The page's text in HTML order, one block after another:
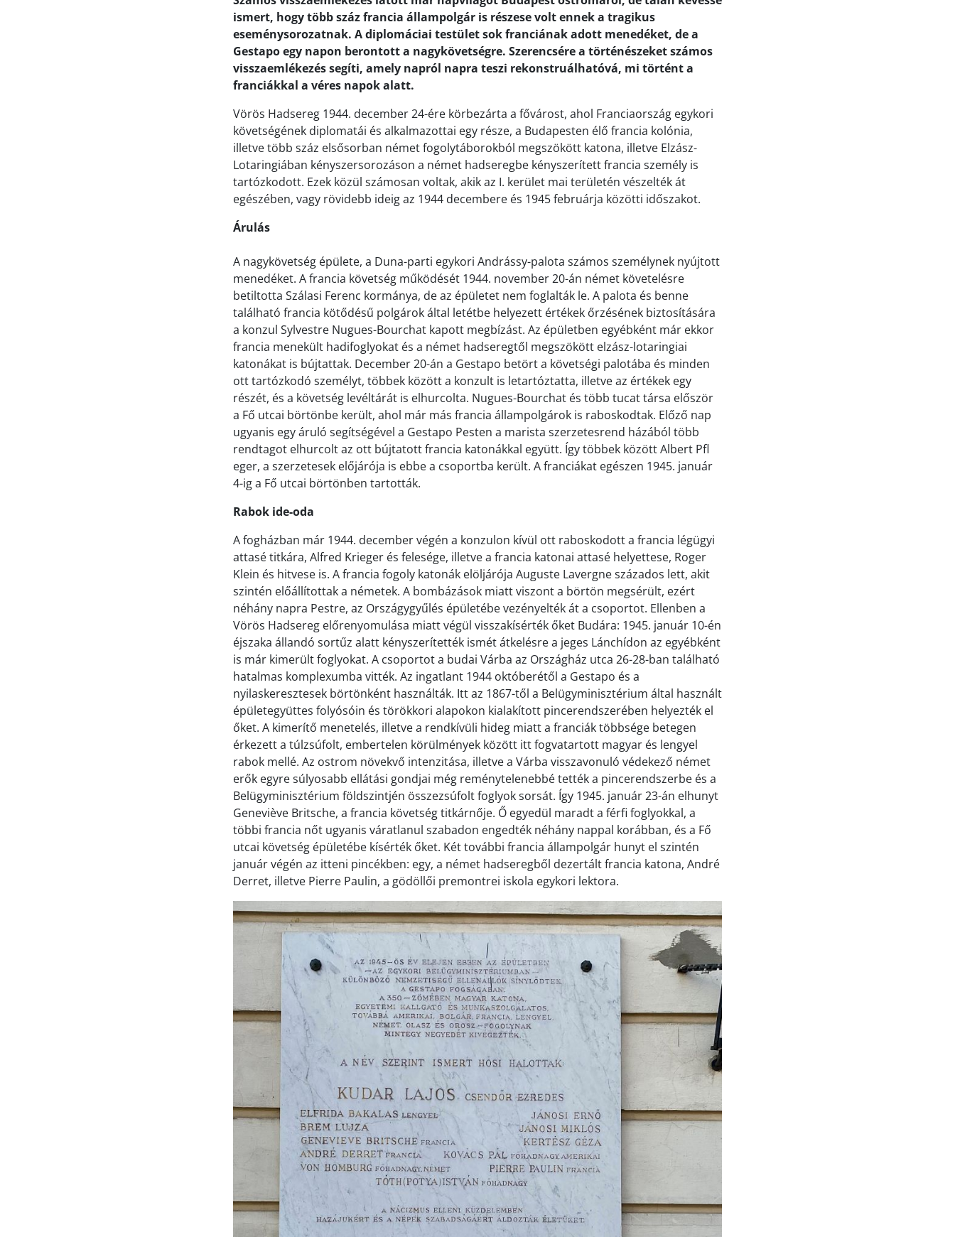
ismert, hogy több száz francia állampolgár is részese volt ennek a tragikus
eseménysorozatnak. A diplomáciai testület sok franciának adott menedéket, de a
Gestapo egy napon berontott a nagykövetségre. Szerencsére a történészeket számos
visszaemlékezés segíti, amely napról napra teszi rekonstruálhatóvá, mi történt a
franciákkal a véres napok alatt.
Vörös Hadsereg 1944. december 24-ére körbezárta a fővárost, ahol Franciaország egykori
követségének diplomatái és alkalmazottai egy része, a Budapesten élő francia kolónia,
illetve több száz elsősorban német fogolytáborokból megszökött katona, illetve Elzász-
Lotaringiában kényszersorozáson a német hadseregbe kényszerített francia személy is
tartózkodott. Ezek közül számosan voltak, akik az I. kerület mai területén vészelték át
egészében, vagy rövidebb ideig az 1944 decembere és 1945 februárja közötti időszakot.
Árulás
A nagykövetség épülete, a Duna-parti egykori Andrássy-palota számos személynek nyújtott
menedéket. A francia követség működését 1944. november 20-án német követelésre
betiltotta Szálasi Ferenc kormánya, de az épületet nem foglalták le. A palota és benne
található francia kötődésű polgárok által letétbe helyezett értékek őrzésének biztosítására
a konzul Sylvestre Nugues-Bourchat kapott megbízást. Az épületben egyébként már ekkor
francia menekült hadifoglyokat és a német hadseregtől megszökött elzász-lotaringiai
katonákat is bújtattak. December 20-án a Gestapo betört a követségi palotába és minden
ott tartózkodó személyt, többek között a konzult is letartóztatta, illetve az értékek egy
részét, és a követség levéltárát is elhurcolta. Nugues-Bourchat és több tucat társa először
a Fő utcai börtönbe került, ahol már más francia állampolgárok is raboskodtak. Előző nap
ugyanis egy áruló segítségével a Gestapo Pesten a marista szerzetesrend házából több
rendtagot elhurcolt az ott bújtatott francia katonákkal együtt. Így többek között Albert Pfl
eger, a szerzetesek előjárója is ebbe a csoportba került. A franciákat egészen 1945. január
4-ig a Fő utcai börtönben tartották.
Rabok ide-oda
A fogházban már 1944. december végén a konzulon kívül ott raboskodott a francia légügyi
attasé titkára, Alfred Krieger és felesége, illetve a francia katonai attasé helyettese, Roger
Klein és hitvese is. A francia fogoly katonák elöljárója Auguste Lavergne százados lett, akit
szintén előállítottak a németek. A bombázások miatt viszont a börtön megsérült, ezért
néhány napra Pestre, az Országygyűlés épületébe vezényelték át a csoportot. Ellenben a
Vörös Hadsereg előrenyomulása miatt végül visszakísérték őket Budára: 1945. január 10-én
éjszaka állandó sortűz alatt kényszerítették ismét átkelésre a jeges Lánchídon az egyébként
is már kimerült foglyokat. A csoportot a budai Várba az Országház utca 26-28-ban található
hatalmas komplexumba vitték. Az ingatlant 1944 októberétől a Gestapo és a
nyilaskeresztesek börtönként használták. Itt az 1867-től a Belügyminisztérium által használt
épületegyüttes folyósóin és törökkori alapokon kialakított pincerendszerében helyezték el
őket. A kimerítő menetelés, illetve a rendkívüli hideg miatt a franciák többsége betegen
érkezett a túlzsúfolt, embertelen körülmények között itt fogvatartott magyar és lengyel
rabok mellé. Az ostrom növekvő intenzitása, illetve a Várba visszavonuló védekező német
erők egyre súlyosabb ellátási gondjai még reménytelenebbé tették a pincerendszerbe és a
Belügyminisztérium földszintjén összezsúfolt foglyok sorsát. Így 1945. január 23-án elhunyt
Geneviève Britsche, a francia követség titkárnője. Ő egyedül maradt a férfi foglyokkal, a
többi francia nőt ugyanis váratlanul szabadon engedték néhány nappal korábban, és a Fő
utcai követség épületébe kísérték őket. Két további francia állampolgár hunyt el szintén
január végén az itteni pincékben: egy, a német hadseregből dezertált francia katona, André
Derret, illetve Pierre Paulin, a gödöllői premontrei iskola egykori lektora.